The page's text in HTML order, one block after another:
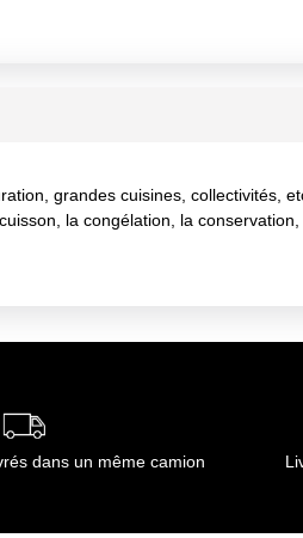
grandes cuisines, collectivités,
la congélation, la
dans un même camion